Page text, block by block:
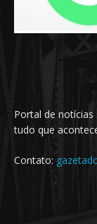
Portal de
tudo que
Contato: